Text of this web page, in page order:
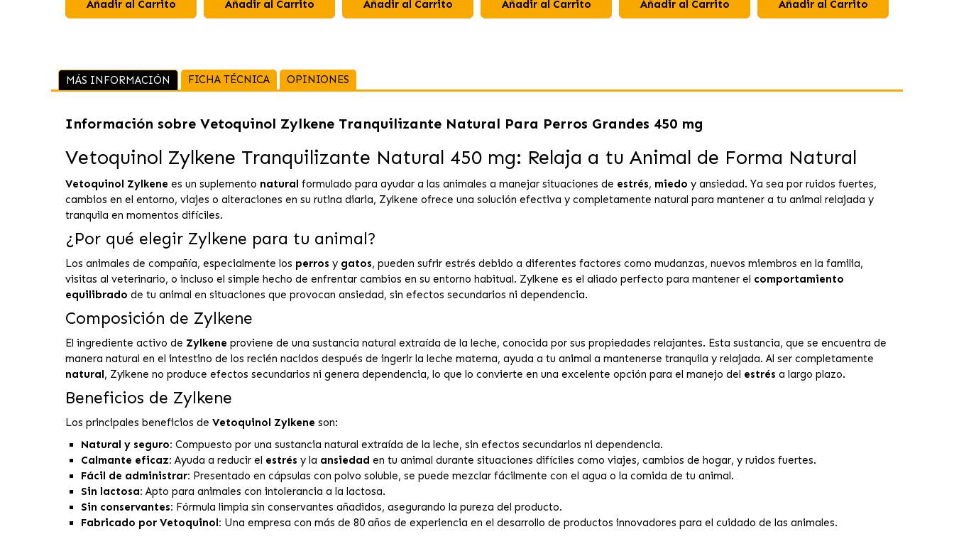
Añadir al Carrito Añadir al Carrito Añadir al Carrito Añadir al Carrito Añadir al Carrito Añadir al Carrito
MÁS INFORMACIÓN FICHA TÉCNICA OPINIONES
Información sobre Vetoquinol Zylkene Tranquilizante Natural Para Perros Grandes 450 mg
Vetoquinol Zylkene Tranquilizante Natural 450 mg: Relaja a tu Animal de Forma Natural
Vetoquinol Zylkene es un suplemento natural formulado para ayudar a las animales a manejar situaciones de estrés, miedo y ansiedad. Ya sea por ruidos fuertes,
cambios en el entorno, viajes o alteraciones en su rutina diaria, Zylkene ofrece una solución efectiva y completamente natural para mantener a tu animal relajada y
tranquila en momentos difíciles.
¿Por qué elegir Zylkene para tu animal?
Los animales de compañía, especialmente los perros y gatos, pueden sufrir estrés debido a diferentes factores como mudanzas, nuevos miembros en la familia,
visitas al veterinario, o incluso el simple hecho de enfrentar cambios en su entorno habitual. Zylkene es el aliado perfecto para mantener el comportamiento
equilibrado de tu animal en situaciones que provocan ansiedad, sin efectos secundarios ni dependencia.
Composición de Zylkene
El ingrediente activo de Zylkene proviene de una sustancia natural extraída de la leche, conocida por sus propiedades relajantes. Esta sustancia, que se encuentra de
manera natural en el intestino de los recién nacidos después de ingerir la leche materna, ayuda a tu animal a mantenerse tranquila y relajada. Al ser completamente
natural, Zylkene no produce efectos secundarios ni genera dependencia, lo que lo convierte en una excelente opción para el manejo del estrés a largo plazo.
Beneficios de Zylkene
Los principales beneficios de Vetoquinol Zylkene son:
Natural y seguro: Compuesto por una sustancia natural extraída de la leche, sin efectos secundarios ni dependencia.
Calmante eficaz: Ayuda a reducir el estrés y la ansiedad en tu animal durante situaciones difíciles como viajes, cambios de hogar, y ruidos fuertes.
Fácil de administrar: Presentado en cápsulas con polvo soluble, se puede mezclar fácilmente con el agua o la comida de tu animal.
Sin lactosa: Apto para animales con intolerancia a la lactosa.
Sin conservantes: Fórmula limpia sin conservantes añadidos, asegurando la pureza del producto.
Fabricado por Vetoquinol: Una empresa con más de 80 años de experiencia en el desarrollo de productos innovadores para el cuidado de las animales.